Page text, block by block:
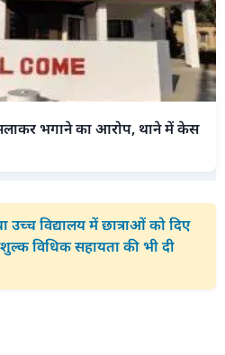
भगाने का आरोप, थाने में केस
उच्च विद्यालय में छात्राओं को दिए
विधिक सहायता की भी दी